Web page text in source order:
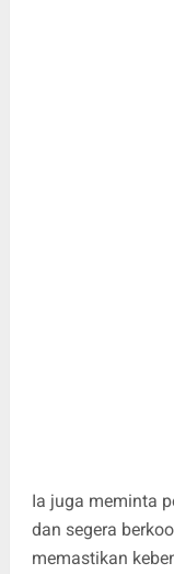
Ia juga meminta
dan segera
memastikan